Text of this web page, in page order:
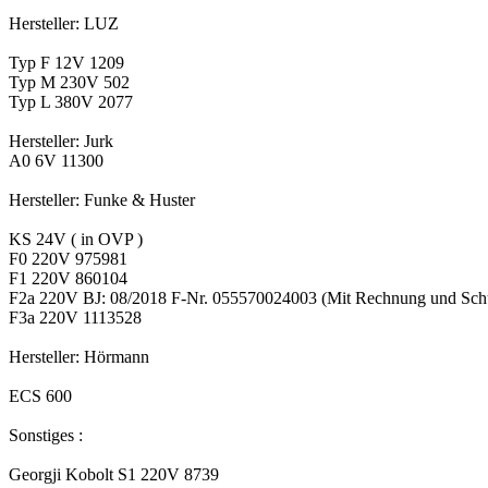
Hersteller: LUZ
Typ F 12V 1209
Typ M 230V 502
Typ L 380V 2077
Hersteller: Jurk
A0 6V 11300
Hersteller: Funke & Huster
KS 24V ( in OVP )
F0 220V 975981
F1 220V 860104
F2a 220V BJ: 08/2018 F-Nr. 055570024003 (Mit Rechnung und
F3a 220V 1113528
Hersteller: Hörmann
ECS 600
Sonstiges :
Georgji Kobolt S1 220V 8739